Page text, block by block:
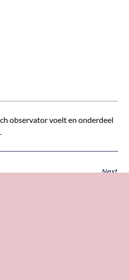
observator voelt en onderdeel
Next